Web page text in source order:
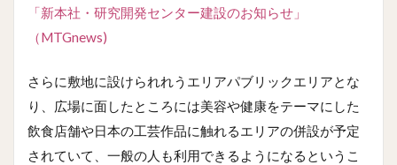
「新本社・研究開発センター建設のお知らせ」
（MTGnews)
さらに敷地に設けられれうエリアパブリックエリアとな
り、広場に面したところには美容や健康をテーマにした
飲食店舗や日本の工芸作品に触れるエリアの併設が予定
されていて、一般の人も利用できるようになるというこ